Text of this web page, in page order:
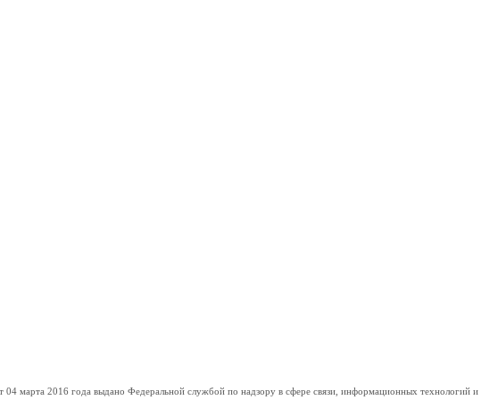
2016 года выдано Федеральной службой по надзору в сфере связи, информационных технологий и